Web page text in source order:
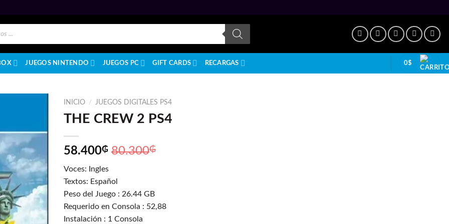
JUEGOS NINTENDO JUEGOS PC GIFT CARDS RECARGAS 0$
INICIO / JUEGOS DIGITALES PS4
THE CREW 2 PS4
58.400₲ 80.300₲
Voces: Ingles
Textos: Español
Peso del Juego : 26.44 GB
Requerido en Consola : 52,88
Instalación : 1 Consola